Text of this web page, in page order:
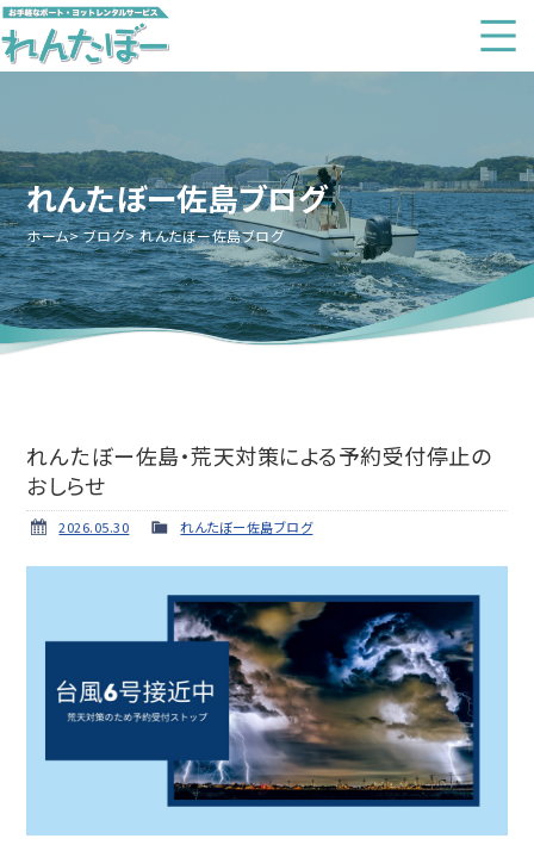
れんたぼー佐島ブログ
ホーム ブログ れんたぼー佐島ブログ
れんたぼー佐島・荒天対策による予約受付停止の
おしらせ
2026.05.30 れんたぼー佐島ブログ